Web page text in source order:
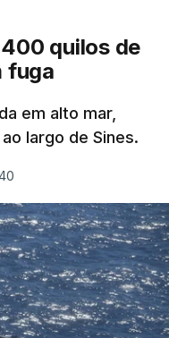
quilos de
fuga
em alto mar,
largo de Sines.